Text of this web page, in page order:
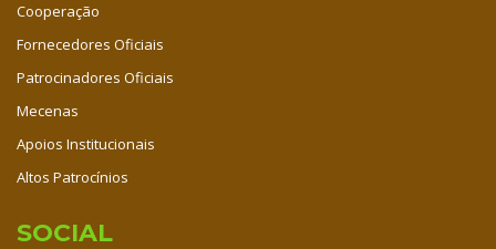
Cooperação
Fornecedores Oficiais
Patrocinadores Oficiais
Mecenas
Apoios Institucionais
Altos Patrocínios
SOCIAL